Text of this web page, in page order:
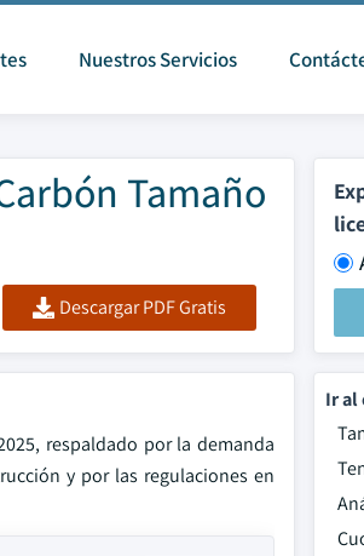
Nuestros Servicios
Tamaño
Descargar PDF Gratis
respaldado por la demanda
y por las regulaciones en
Ir al